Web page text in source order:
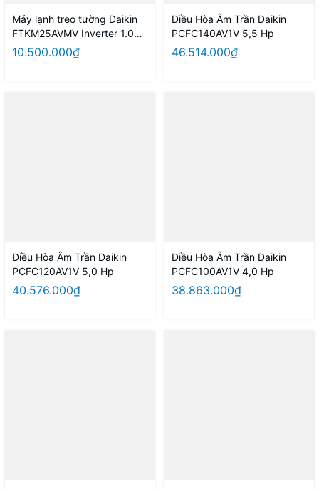
Máy lạnh treo tường Daikin
FTKM25AVMV Inverter 1.0HP
Model 2026
10.500.000₫
Điều Hòa Âm Trần Daikin
PCFC140AV1V 5,5 Hp
46.514.000₫
Điều Hòa Âm Trần Daikin
PCFC120AV1V 5,0 Hp
40.576.000₫
Điều Hòa Âm Trần Daikin
PCFC100AV1V 4,0 Hp
38.863.000₫